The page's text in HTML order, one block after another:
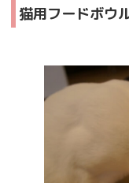
猫用フードボウ